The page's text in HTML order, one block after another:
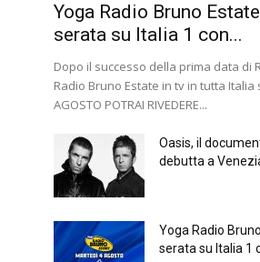
Yoga Radio Bruno
serata su Italia 1 con...
Dopo il successo della prima data di
Radio Bruno Estate in tv in tutta Italia
AGOSTO POTRAI RIVEDERE...
Oasis, il
debutta a
Yoga Radio
serata su Italia 1